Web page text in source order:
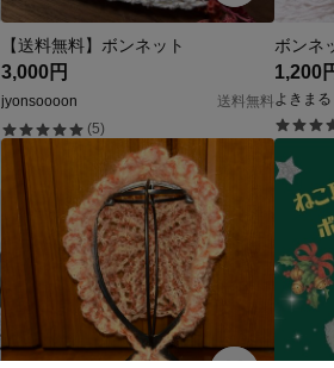
【送料無料】ボンネット
3,000円
jyonsoooon
送料無料
(5)
1,200
よきまる